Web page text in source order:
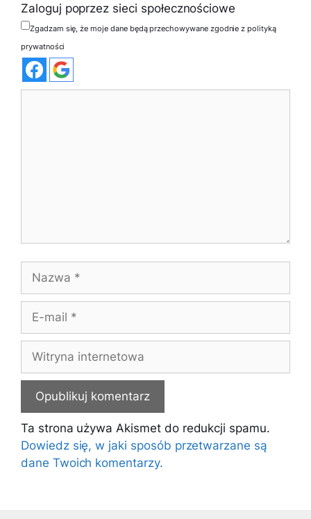
Zaloguj poprzez sieci społecznościowe
Zgadzam się, że moje dane będą przechowywane zgodnie z polityką
prywatności
mail
internetowa
Ta strona używa Akismet do redukcji spamu.
Dowiedz się, w jaki sposób przetwarzane są
dane Twoich komentarzy.